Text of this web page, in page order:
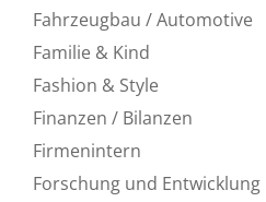
Fahrzeugbau / Automotive
Familie & Kind
Fashion & Style
Finanzen / Bilanzen
Firmenintern
Forschung und Entwicklung